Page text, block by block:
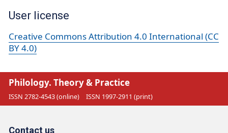
User license
Creative Commons Attribution 4.0 International (CC
BY 4.0)
Philology. Theory & Practice
ISSN 2782-4543 (online) ISSN 1997-2911 (print)
Contact us